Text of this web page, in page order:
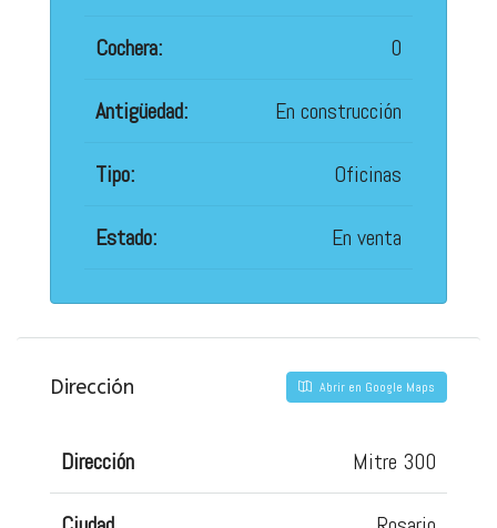
Cochera: 0
Antigüedad: En construcción
Tipo: Oficinas
Estado: En venta
Dirección Abrir en Google Maps
Dirección Mitre 300